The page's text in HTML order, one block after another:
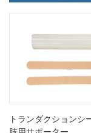
トランダクションシ